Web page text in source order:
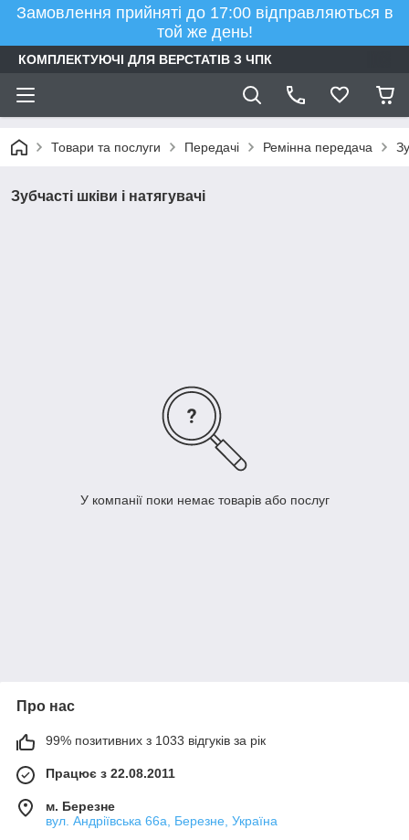
Замовлення прийняті до 17:00 відправляються в
той же день!
КОМПЛЕКТУЮЧІ ДЛЯ ВЕРСТАТІВ З ЧПК
Товари та послуги Передачі Ремінна передача
Зубчасті шківи і натягувачі
У компанії поки немає товарів або послуг
Про нас
99% позитивних з 1033 відгуків за рік
Працює з 22.08.2011
м. Березне
вул. Андріївська 66а, Березне, Україна